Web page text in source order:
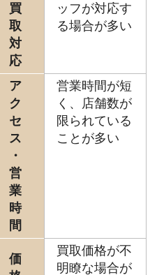
買
取
対
応
ッフが対応す
る場合が多い
ア
ク
セ
ス
・
営
業
時
間
営業時間が短
く、店舗数が
限られている
ことが多い
価
買取価格が不
明瞭な場合が